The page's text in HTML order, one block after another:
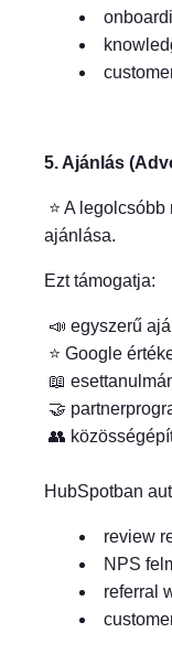
5. Ajánlás
⭐ A
ajánlása.
Ezt támogatja:
📣 egyszerű
⭐ Google
📖
🤝
👥
HubSpotban
review
NPS
referral